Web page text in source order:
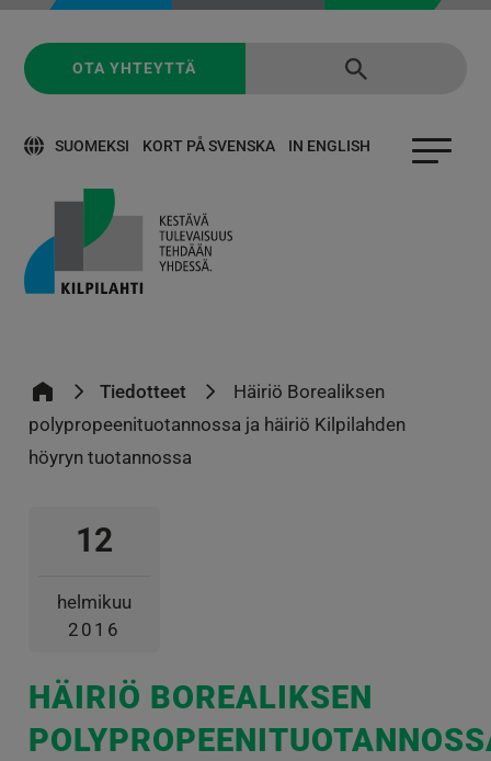
SUOMEKSI KORT PÅ SVENSKA IN ENGLISH
OTA YHTEYTTÄ
Tiedotteet
Häiriö Borealiksen
polypropeenituotannossa ja häiriö Kilpilahden
höyryn tuotannossa
12
helmikuu
2016
HÄIRIÖ BOREALIKSEN